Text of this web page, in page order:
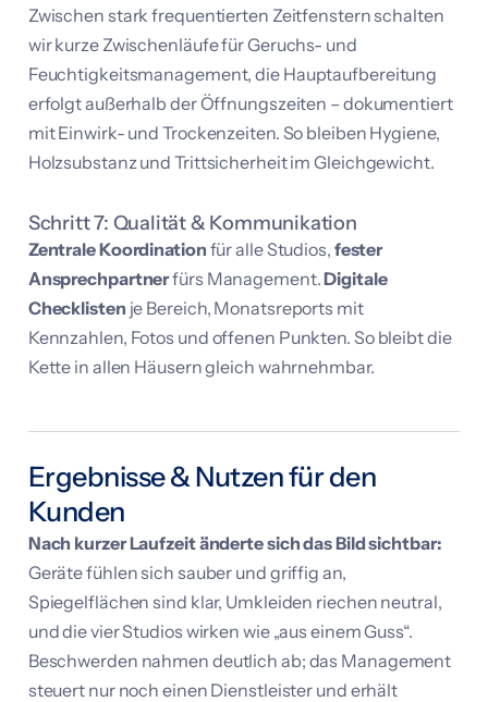
Zwischen stark frequentierten Zeitfenstern schalten
wir kurze Zwischenläufe für Geruchs- und
Feuchtigkeitsmanagement, die Hauptaufbereitung
erfolgt außerhalb der Öffnungszeiten – dokumentiert
mit Einwirk- und Trockenzeiten. So bleiben Hygiene,
Holzsubstanz und Trittsicherheit im Gleichgewicht.
Schritt 7: Qualität & Kommunikation
Zentrale Koordination für alle Studios, fester
Ansprechpartnerfürs Management.Digitale
Checklisten je Bereich, Monatsreports mit
Kennzahlen, Fotos und offenen Punkten. So bleibt die
Kette in allen Häusern gleich wahrnehmbar.
Ergebnisse & Nutzen für den
Kunden
Nach kurzer Laufzeit änderte sich das Bild sichtbar:
Geräte fühlen sich sauber und griffig an,
Spiegelflächen sind klar, Umkleiden riechen neutral,
und die vier Studios wirken wie „aus einem Guss“.
Beschwerden nahmen deutlich ab; das Management
steuert nur noch einen Dienstleister und erhält